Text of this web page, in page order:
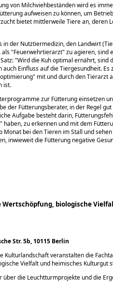
von Milchviehbeständen wird es
aufweisen zu können, um
bietet mittlerweile Tiere an, deren
der Nutztiermedizin, den Landwirt
als Feuerwehrtierarzt zu agieren, sind
Wird die Kuh optimal ernährt, sind
Einfluss auf die Tiergesundheit. Es
mit und durch den Tierarzt
ist.
zur Fütterung einsetzen
der Fütterungsberater, in der Regel
Aufgabe besteht darin,
haben, zu erkennen und mit dem
bei den Tieren im Stall und
inwieweit die Fütterung negative
Wertschöpfung, biologische
Str. 5b, 10115 Berlin
Kulturlandschaft veranstalten die
Vielfalt und heimisches Kulturgut
die Leuchtturmprojekte und die